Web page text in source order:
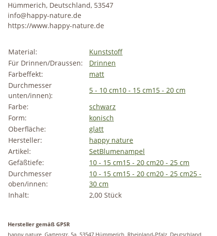
Hümmerich, Deutschland, 53547
info@happy-nature.de
https://www.happy-nature.de
Material:
Kunststoff
Für Drinnen/Draussen:
Drinnen
Farbeffekt:
matt
Durchmesser
unten/innen):
5 - 10 cm10 - 15 cm15 - 20 cm
Farbe:
schwarz
Form:
konisch
Oberfläche:
glatt
Hersteller:
happy nature
Artikel:
SetBlumenampel
Gefäßtiefe:
10 - 15 cm15 - 20 cm20 - 25 cm
Durchmesser
oben/innen:
10 - 15 cm15 - 20 cm20 - 25 cm25 -
30 cm
Inhalt:
2,00 Stück
Hersteller gemäß GPSR
happy nature, Gartenstr. 5a, 53547 Hümmerich, Rheinland-Pfalz, Deutschland,